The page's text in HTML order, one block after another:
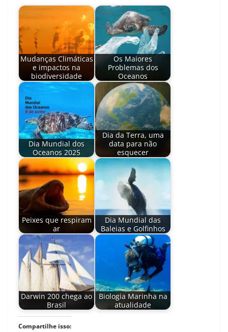
Mudanças Climáticas
e impactos na
biodiversidade
Os Maiores
Problemas dos
Oceanos
Dia Mundial dos
Oceanos 2025
Dia da Terra, uma
data para não
esquecer
Peixes que respiram
ar
Dia Mundial das
Baleias e Golfinhos
Darwin 200 chega ao
Brasil
Biologia Marinha na
atualidade
Compartilhe isso: